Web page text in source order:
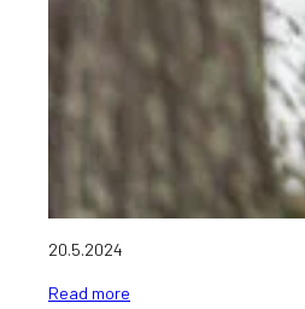
20.5.2024
Read more